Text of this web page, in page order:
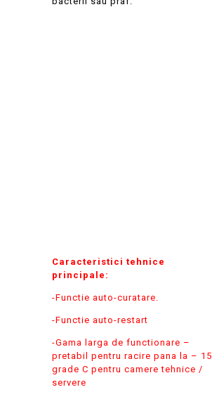
Caracteristici tehnice
principale:
-Functie auto-curatare.
-Functie auto-restart
-Gama larga de functionare –
pretabil pentru racire pana la – 15
grade C pentru camere tehnice /
servere